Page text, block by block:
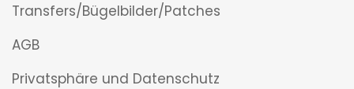
Transfers/Bügelbilder/Patches
AGB
Privatsphäre und Datenschutz